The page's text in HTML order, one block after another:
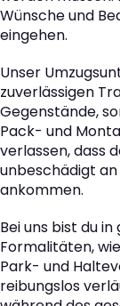
Wünsche und
eingehen.
Unser
zuverlässigen
Gegenstände,
Pack- und
verlassen, dass
unbeschädigt
ankommen.
Bei uns bist du
Formalitäten,
Park- und
reibungslos